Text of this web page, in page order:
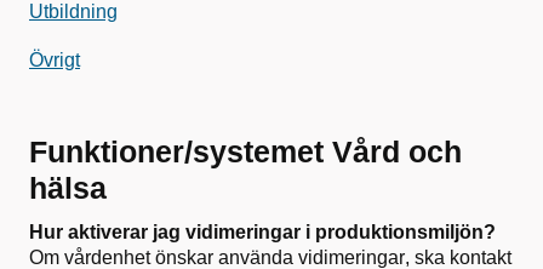
Utbildning
Övrigt
Funktioner/systemet Vård och
hälsa
Hur aktiverar jag vidimeringar i produktionsmiljön?
Om vårdenhet önskar använda vidimeringar, ska kontakt